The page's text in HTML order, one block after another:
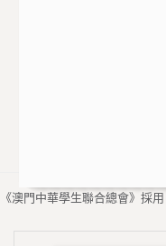
《澳門中華學生聯合總會》採用